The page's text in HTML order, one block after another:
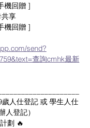
機回贈 ]
共享
機回贈 ]
send?
查詢cmhk最新
人仕登記 或 學生人仕
人登記）
劃 🔥